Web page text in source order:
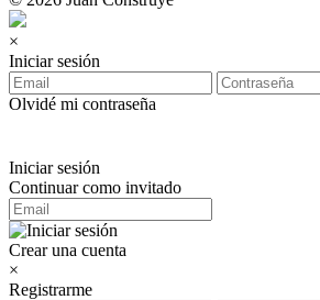
×
Iniciar sesión
Olvidé mi contraseña
Iniciar sesión
Continuar como invitado
Crear una cuenta
×
Registrarme